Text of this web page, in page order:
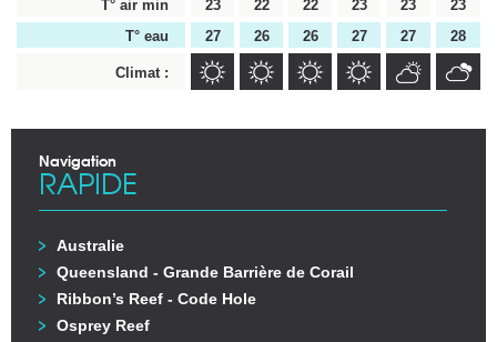
T° air min
23 22 22 23 23
23
T° eau
27 26 26 27 27 28
Climat :
Navigation
RAPIDE
Australie
Queensland - Grande Barrière de Corail
Ribbon’s Reef - Code Hole
Osprey Reef